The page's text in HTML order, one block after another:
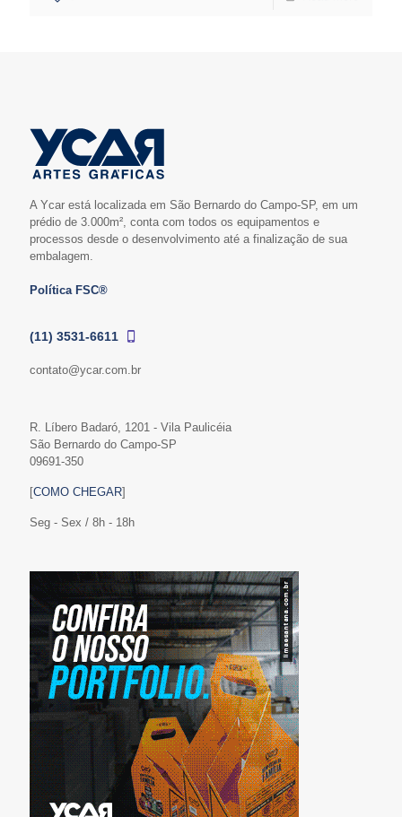
A Ycar está localizada em São Bernardo do Campo-SP, em um
prédio de 3.000m², conta com todos os equipamentos e
processos desde o desenvolvimento até a finalização de sua
embalagem.
Política FSC®
(11) 3531-6611
contato@ycar.com.br
R. Líbero Badaró, 1201 - Vila Paulicéia
São Bernardo do Campo-SP
09691-350
[COMO CHEGAR]
Seg - Sex / 8h - 18h